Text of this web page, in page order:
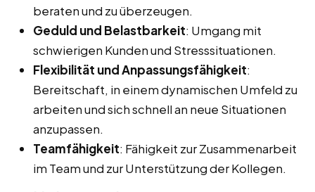
beraten und zu überzeugen.
Geduld und Belastbarkeit: Umgang mit
schwierigen Kunden und Stresssituationen.
Flexibilität und Anpassungsfähigkeit:
Bereitschaft, in einem dynamischen Umfeld zu
arbeiten und sich schnell an neue Situationen
anzupassen.
Teamfähigkeit: Fähigkeit zur Zusammenarbeit
im Team und zur Unterstützung der Kollegen.